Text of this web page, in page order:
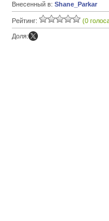
Внесенный в: Shane_Parkar
Рейтинг: (0
Доля: